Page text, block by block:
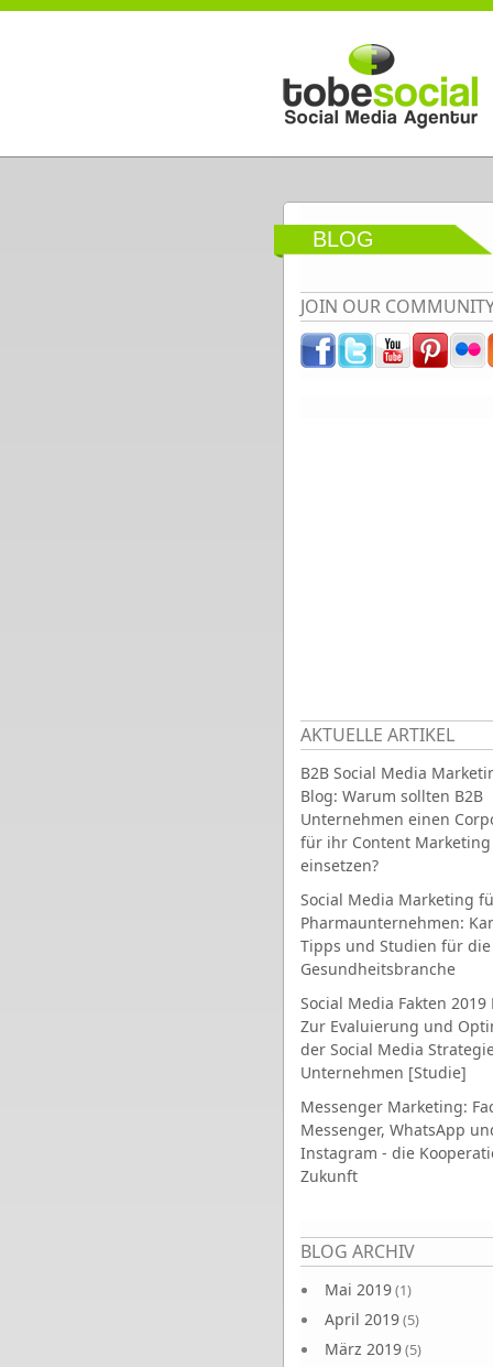
Direkt zum Inhalt
BLOG
JOIN OUR
AKTUELLE ARTIKEL
B2B Social Media
Blog: Warum sollten B2B
Unternehmen einen
für ihr Content Marketing
einsetzen?
Social Media Marketing
Pharmaunternehmen:
Tipps und Studien für die
Gesundheitsbranche
Social Media Fakten 2019
Zur Evaluierung und
der Social Media
Unternehmen [Studie]
Messenger Marketing:
Messenger, WhatsApp
Instagram - die
Zukunft
BLOG ARCHIV
Mai 2019(1)
April 2019(5)
März 2019(5)
Seiten